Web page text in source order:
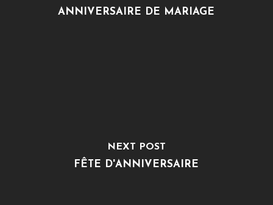
ANNIVERSAIRE DE MARIAGE
NEXT POST
FÊTE D'ANNIVERSAIRE